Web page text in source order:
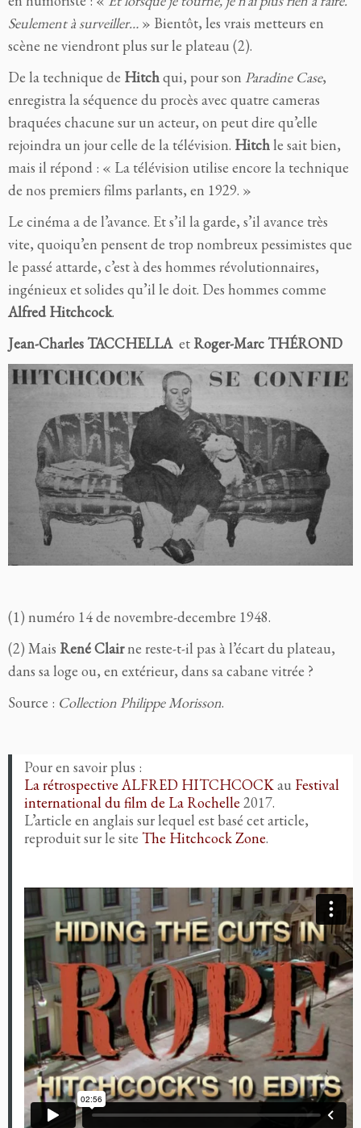
Seulement à surveiller… » Bientôt, les vrais metteurs en
scène ne viendront plus sur le plateau (2).
De la technique de Hitchqui, pour son Paradine Case,
enregistra la séquence du procès avec quatre cameras
braquées chacune sur un acteur, on peut dire qu’elle
rejoindra un jour celle de la télévision. Hitchle sait bien,
mais il répond : « La télévision utilise encore la technique
de nos premiers films parlants, en 1929. »
Le cinéma a de l’avance. Et s’il la garde, s’il avance très
vite, quoiqu’en pensent de trop nombreux pessimistes que
le passé attarde, c’est à des hommes révolutionnaires,
ingénieux et solides qu’il le doit. Des hommes comme
Alfred Hitchcock.
Jean-Charles TACCHELLAet Roger-Marc THÉROND
(1) numéro 14 de novembre-decembre 1948.
(2) Mais René Clairne reste-t-il pas à l’écart du plateau,
dans sa loge ou, en extérieur, dans sa cabane vitrée ?
Source : Collection Philippe Morisson.
Pour en savoir plus :
La rétrospective ALFRED HITCHCOCKau Festival
international du film de La Rochelle 2017.
L’article en anglais sur lequel est basé cet article,
reproduit sur le site The Hitchcock Zone.